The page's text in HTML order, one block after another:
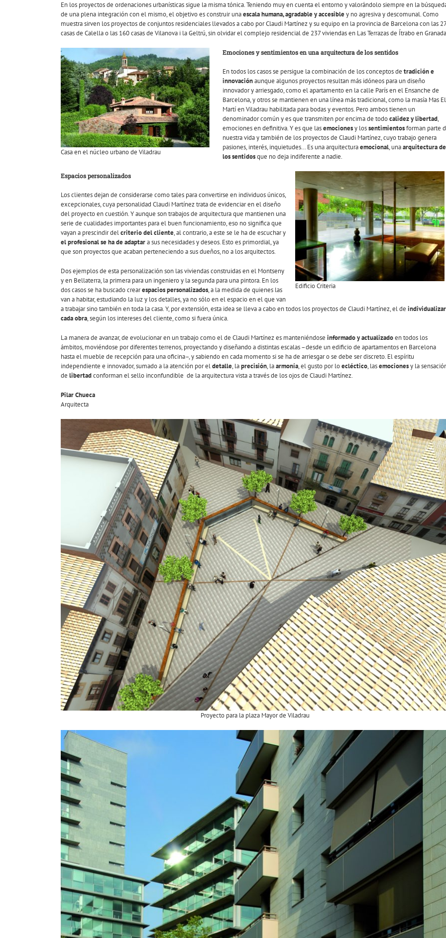
En los proyectos de ordenaciones urbanísticas sigue la misma tónica. Teniendo muy en cuenta el entorno y valorándolo siempre en la
de una plena integración con el mismo, el objetivo es construir unaescala humana, agradable y accesibley no agresiva y descomunal. Como
muestra sirven los proyectos de conjuntos residenciales llevados a cabo por Claudi Martínez y su equipo en la provincia de Barcelona con las 27
casas de Calella o las 160 casas de Vilanova i la Geltrú, sin olvidar el complejo residencial de 237 viviendas en Las Terrazas de Ítrabo en
Casa en el núcleo urbano de Viladrau
Emociones y sentimientos en una arquitectura de los sentidos
En todos los casos se persigue la combinación de los conceptos de tradición e
innovaciónaunque algunos proyectos resultan más idóneos para un diseño
innovador y arriesgado, como el apartamento en la calle París en el Ensanche de
Barcelona, y otros se mantienen en una línea más tradicional, como la masía Mas El
Martí en Viladrau habilitada para bodas y eventos. Pero ambos tienen un
denominador común y es que transmiten por encima de todocalidez y libertad,
emociones en definitiva. Y es que lasemocionesy lossentimientosforman parte
nuestra vida y también de los proyectos de Claudi Martínez, cuyo trabajo genera
pasiones, interés, inquietudes… Es una arquitecturaemocional, unaarquitectura de
los sentidosque no deja indiferente a nadie.
Edificio Criteria
Espacios personalizados
Los clientes dejan de considerarse como tales para convertirse en individuos únicos,
excepcionales, cuya personalidad Claudi Martínez trata de evidenciar en el diseño
del proyecto en cuestión. Y aunque son trabajos de arquitectura que mantienen una
serie de cualidades importantes para el buen funcionamiento, eso no significa que
vayan a prescindir delcriterio del cliente, al contrario, a este se le ha de escuchar y
el profesional se ha de adaptara sus necesidades y deseos. Esto es primordial, ya
que son proyectos que acaban perteneciendo a sus dueños, no a los arquitectos.
Dos ejemplos de esta personalización son las viviendas construidas en el Montseny
y en Bellaterra, la primera para un ingeniero y la segunda para una pintora. En los
dos casos se ha buscado crearespacios personalizados, a la medida de quienes las
van a habitar, estudiando la luz y los detalles, ya no sólo en el espacio en el que van
a trabajar sino también en toda la casa. Y, por extensión, esta idea se lleva a cabo en todos los proyectos de Claudi Martínez, el de individualizar
cada obra, según los intereses del cliente, como si fuera única.
La manera de avanzar, de evolucionar en un trabajo como el de Claudi Martínez es manteniéndose informado y actualizadoen todos los
ámbitos, moviéndose por diferentes terrenos, proyectando y diseñando a distintas escalas –desde un edificio de apartamentos en Barcelona
hasta el mueble de recepción para una oficina–, y sabiendo en cada momento si se ha de arriesgar o se debe ser discreto. El espíritu
independiente e innovador, sumado a la atención por eldetalle, laprecisión, laarmonía, el gusto por loecléctico, lasemocionesy la
de libertadconforman el sello inconfundible de la arquitectura vista a través de los ojos de Claudi Martínez.
Pilar Chueca
Arquitecta
Proyecto para la plaza Mayor de Viladrau